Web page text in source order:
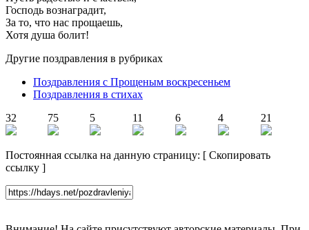
Господь вознаградит,
За то, что нас прощаешь,
Хотя душа болит!
Другие поздравления в рубриках
Поздравления с Прощеным воскресеньем
Поздравления в стихах
32
75 5 11 6 4 21
Постоянная ссылка на данную страницу: [ Скопировать
ссылку ]